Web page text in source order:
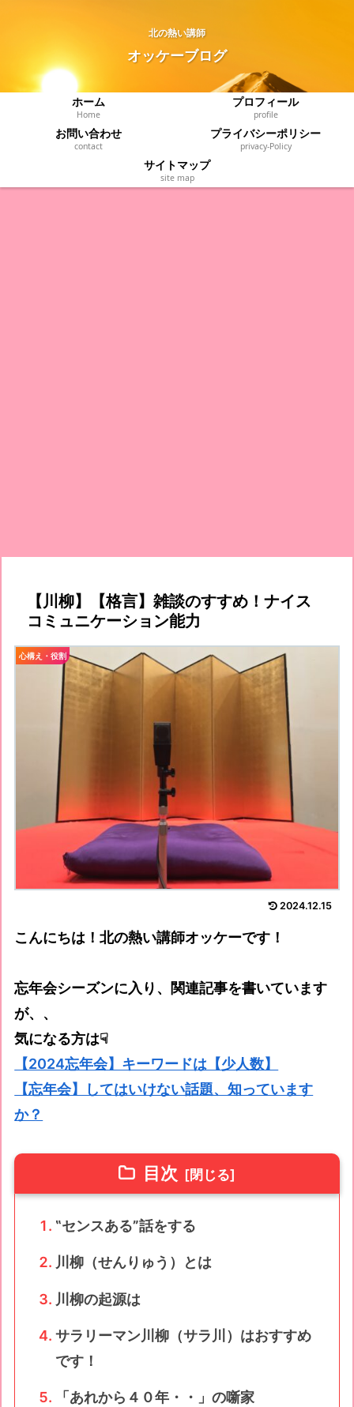
北の熱い講師
オッケーブログ
ホーム
Home
プロフィール
profile
お問い合わせ
contact
プライバシーポリシー
privacy‐Policy
サイトマップ
site map
【川柳】【格言】雑談のすすめ！ナイス
コミュニケーション能力
心構え・役割
2024.12.15
こんにちは！北の熱い講師オッケーです！
忘年会シーズンに入り、関連記事を書いています
が、、
気になる方は☟
【2024忘年会】キーワードは【少人数】
【忘年会】してはいけない話題、知っています
か？
目次
‟センスある”話をする
川柳（せんりゅう）とは
川柳の起源は
サラリーマン川柳（サラ川）はおすすめ
です！
「あれから４０年・・」の噺家